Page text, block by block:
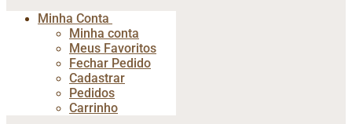
Minha Conta
Minha conta
Meus Favoritos
Fechar Pedido
Cadastrar
Pedidos
Carrinho